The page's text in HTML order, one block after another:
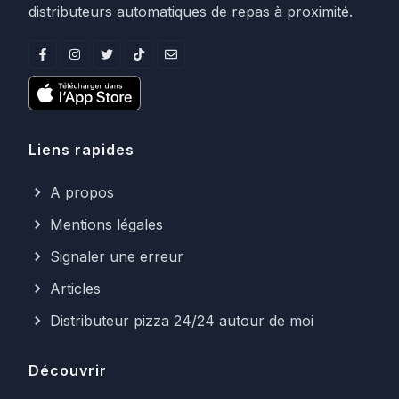
distributeurs automatiques de repas à proximité.
Liens rapides
A propos
Mentions légales
Signaler une erreur
Articles
Distributeur pizza 24/24 autour de moi
Découvrir